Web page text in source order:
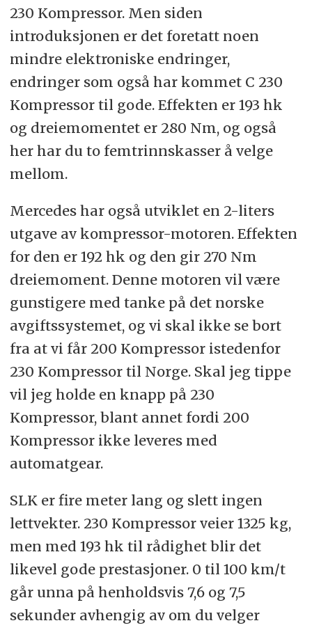
230 Kompressor. Men siden
introduksjonen er det foretatt noen
mindre elektroniske endringer,
endringer som også har kommet C 230
Kompressor til gode. Effekten er 193 hk
og dreiemomentet er 280 Nm, og også
her har du to femtrinnskasser å velge
mellom.
Mercedes har også utviklet en 2-liters
utgave av kompressor-motoren. Effekten
for den er 192 hk og den gir 270 Nm
dreiemoment. Denne motoren vil være
gunstigere med tanke på det norske
avgiftssystemet, og vi skal ikke se bort
fra at vi får 200 Kompressor istedenfor
230 Kompressor til Norge. Skal jeg tippe
vil jeg holde en knapp på 230
Kompressor, blant annet fordi 200
Kompressor ikke leveres med
automatgear.
SLK er fire meter lang og slett ingen
lettvekter. 230 Kompressor veier 1325 kg,
men med 193 hk til rådighet blir det
likevel gode prestasjoner. 0 til 100 km/t
går unna på henholdsvis 7,6 og 7,5
sekunder avhengig av om du velger